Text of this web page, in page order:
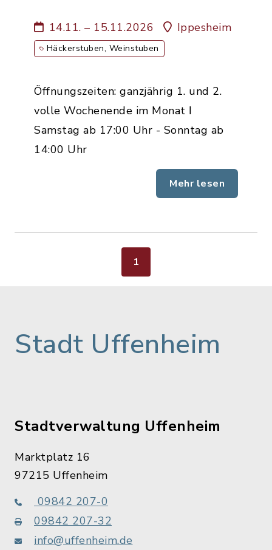
14.11. – 15.11.2026 Ippesheim
Häckerstuben, Weinstuben
Öffnungszeiten: ganzjährig 1. und 2.
volle Wochenende im Monat ǀ
Samstag ab 17:00 Uhr - Sonntag ab
14:00 Uhr
Mehr lesen
1
Stadt Uffenheim
Stadtverwaltung Uffenheim
Marktplatz 16
97215 Uffenheim
09842 207-0
09842 207-32
info@uffenheim.de